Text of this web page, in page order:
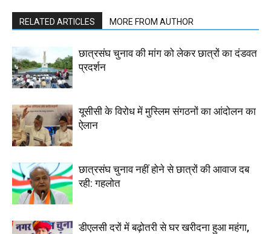
RELATED ARTICLES MORE FROM AUTHOR
छात्रसंघ चुनाव की मांग को लेकर छात्रों का दंडवत
प्रदर्शन
यूसीसी के विरोध में मुस्लिम संगठनों का आंदोलन का
ऐलान
छात्रसंघ चुनाव नहीं होने से छात्रों की आवाज दब
रही: गहलोत
डीएलसी दरों में बढ़ोतरी से घर खरीदना हुआ महंगा,